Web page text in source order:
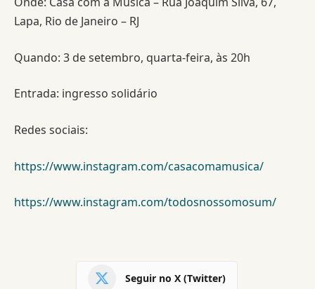
Lapa, Rio de Janeiro – RJ
Quando: 3 de setembro, quarta-feira, às 20h
Entrada: ingresso solidário
Redes sociais:
https://www.instagram.com/casacomamusica/
https://www.instagram.com/todosnossomosum/
Seguir no X (Twitter)